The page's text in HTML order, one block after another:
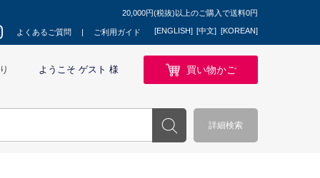
20,000円(税抜)以上のご購入で送料0円
よくあるご質問 ご利用ガイド [ENGLISH] [中文] [KOREAN]
ようこそ ゲスト 様 買い物かご
詳細検索